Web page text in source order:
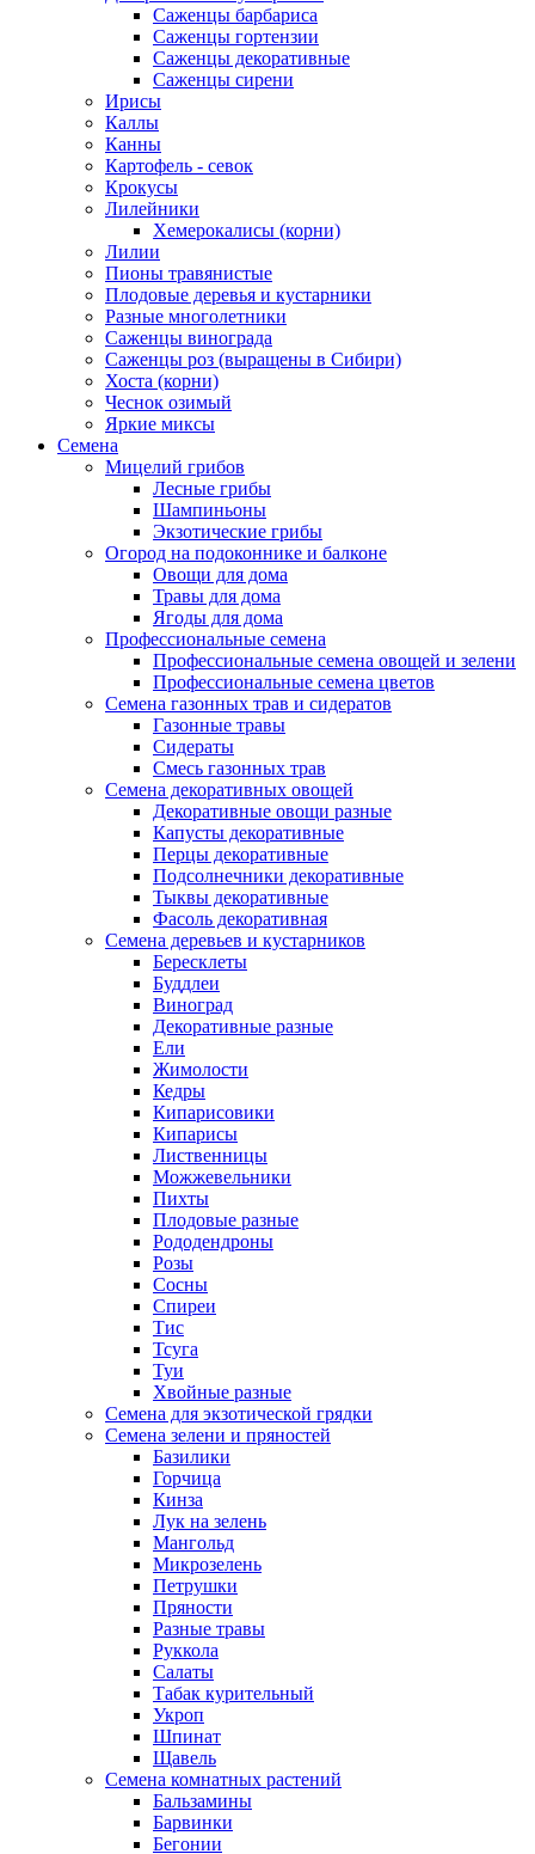
Саженцы барбариса
Саженцы гортензии
Саженцы декоративные
Саженцы сирени
Ирисы
Каллы
Канны
Картофель - севок
Крокусы
Лилейники
Хемерокалисы (корни)
Лилии
Пионы травянистые
Плодовые деревья и кустарники
Разные многолетники
Саженцы винограда
Саженцы роз (выращены в Сибири)
Хоста (корни)
Чеснок озимый
Яркие миксы
Семена
Мицелий грибов
Лесные грибы
Шампиньоны
Экзотические грибы
Огород на подоконнике и балконе
Овощи для дома
Травы для дома
Ягоды для дома
Профессиональные семена
Профессиональные семена овощей и зелени
Профессиональные семена цветов
Семена газонных трав и сидератов
Газонные травы
Сидераты
Смесь газонных трав
Семена декоративных овощей
Декоративные овощи разные
Капусты декоративные
Перцы декоративные
Подсолнечники декоративные
Тыквы декоративные
Фасоль декоративная
Семена деревьев и кустарников
Бересклеты
Буддлеи
Виноград
Декоративные разные
Ели
Жимолости
Кедры
Кипарисовики
Кипарисы
Лиственницы
Можжевельники
Пихты
Плодовые разные
Рододендроны
Розы
Сосны
Спиреи
Тис
Тсуга
Туи
Хвойные разные
Семена для экзотической грядки
Семена зелени и пряностей
Базилики
Горчица
Кинза
Лук на зелень
Мангольд
Микрозелень
Петрушки
Пряности
Разные травы
Руккола
Салаты
Табак курительный
Укроп
Шпинат
Щавель
Семена комнатных растений
Бальзамины
Барвинки
Бегонии